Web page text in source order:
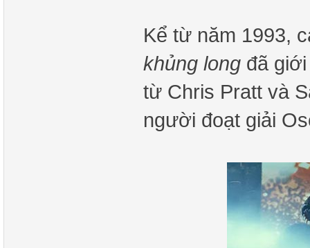
Kể từ năm 1993,
khủng long đã
từ Chris Pratt và
người đoạt giải